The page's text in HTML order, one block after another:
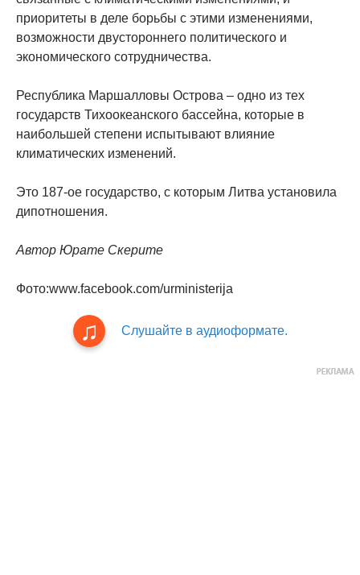
приоритеты в деле борьбы с этими изменениями,
возможности двустороннего политического и
экономического сотрудничества.
Республика Маршалловы Острова – одно из тех
государств Тихоокеанского бассейна, которые в
наибольшей степени испытывают влияние
климатических изменений.
Это 187-ое государство, с которым Литва установила
дипотношения.
Автор Юрате Скерите
Фото:www.facebook.com/urministerija
Слушайте в аудиоформате.